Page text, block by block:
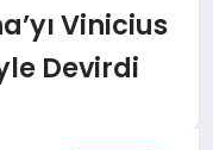
Vinicius
Devirdi